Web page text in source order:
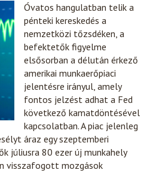
Óvatos hangulatban telik a
pénteki kereskedés a
nemzetközi tőzsdéken, a
befektetők figyelme
elsősorban a délután érkező
amerikai munkaerőpiaci
jelentésre irányul, amely
fontos jelzést adhat a Fed
következő kamatdöntésével
kapcsolatban. A piac jelenleg
áraz egy szeptemberi
júliusra 80 ezer új munkahely
visszafogott mozgások